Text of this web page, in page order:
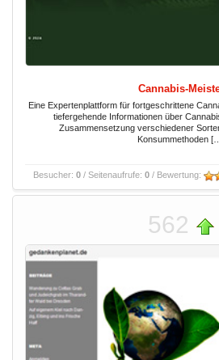
Cannabis-
Eine Expertenplattform für fortgeschrittene
tiefergehende Informationen über
Zusammensetzung verschiedener
Konsummethoden
Besucher: 0/ Seitenaufrufe: 0/ Bewertung:
562